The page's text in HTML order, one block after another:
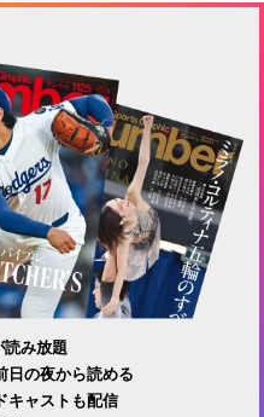
み放題
日の夜から読める
キャストも配信